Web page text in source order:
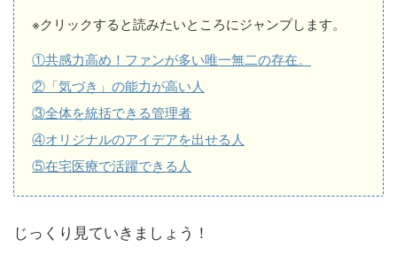
※クリックすると読みたいところにジャンプします。
①共感力高め！ファンが多い唯一無二の存在。
②「気づき」の能力が高い人
③全体を統括できる管理者
④オリジナルのアイデアを出せる人
⑤在宅医療で活躍できる人
じっくり見ていきましょう！